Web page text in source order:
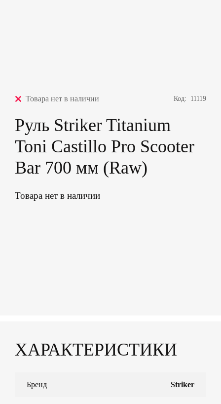
Товара нет в наличии Код: 11119
Руль Striker Titanium
Toni Castillo Pro Scooter
Bar 700 мм (Raw)
Товара нет в наличии
ХАРАКТЕРИСТИКИ
Бренд Striker